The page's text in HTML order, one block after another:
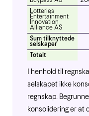
Lotteries
Entertainment
Innovation
Alliance AS
Sum tilknyttede
selskaper
Totalt
I henhold til
selskapet ikke
regnskap.
konsolidering er at